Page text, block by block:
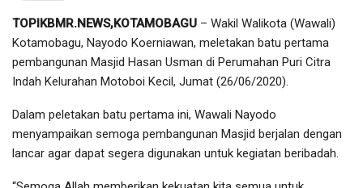
TOPIKBMR.NEWS,KOTAMOBAGU – Wakil Walikota (Wawali)
Kotamobagu, Nayodo Koerniawan, meletakan batu pertama
pembangunan Masjid Hasan Usman di Perumahan Puri Citra
Indah Kelurahan Motoboi Kecil, Jumat (26/06/2020).
Dalam peletakan batu pertama ini, Wawali Nayodo
menyampaikan semoga pembangunan Masjid berjalan dengan
lancar agar dapat segera digunakan untuk kegiatan beribadah.